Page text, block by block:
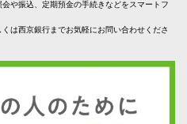
や振込、定期預金の手続きなどをスマートフ
は西京銀行までお気軽にお問い合わせくださ